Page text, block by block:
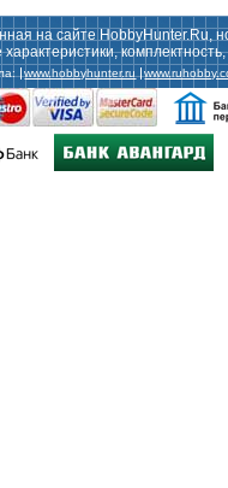
на сайте HobbyHunter.Ru,
характеристики,
www.hobbyhunter.ru